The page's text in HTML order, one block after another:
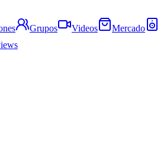
Grupos Videos
Mercado